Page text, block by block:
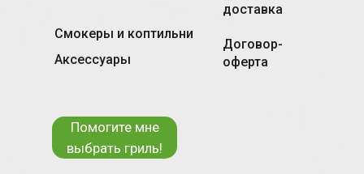
Смокеры и коптильни
доставка
Аксессуары
Помогите мне
выбрать гриль!
Договор-
оферта